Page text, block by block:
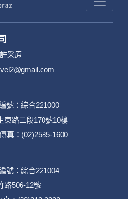
策，其資料處理措施不適用
社有限公司旗下網站上的聊
公開個人資料的行為，在非
適用於何時旅行社有限公司
用
公司相關服務、行銷、客戶
采原
號：綜合221000
東路二段170號10樓
真：(02)2585-1600
號：綜合221004
路506-12號